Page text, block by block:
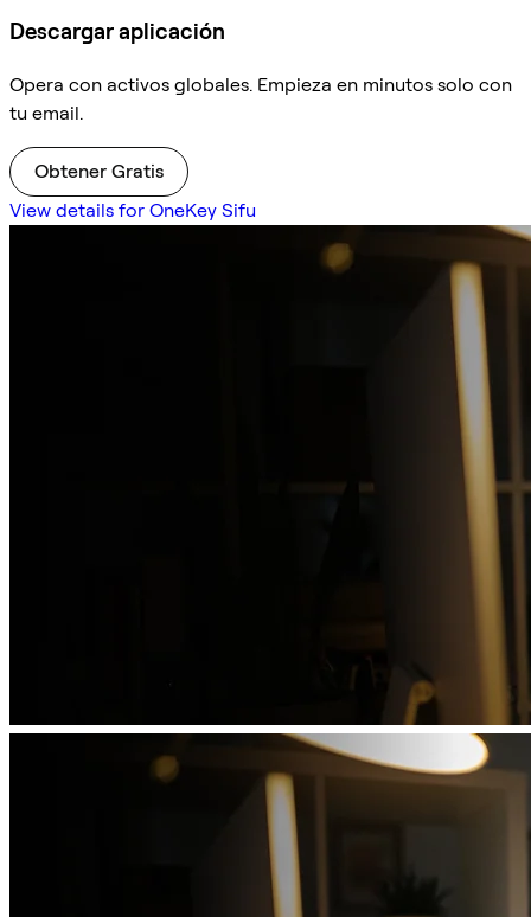
Descargar aplicación
Opera con activos globales. Empieza en minutos solo con
tu email.
Obtener Gratis
View details for OneKey Sifu